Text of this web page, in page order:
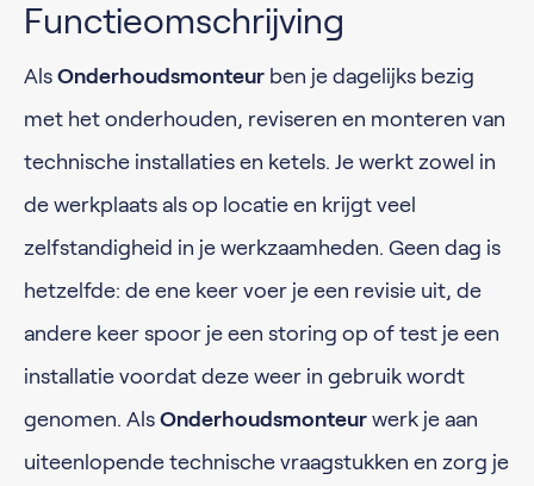
Functieomschrijving
Als Onderhoudsmonteur ben je dagelijks bezig
met het onderhouden, reviseren en monteren van
technische installaties en ketels. Je werkt zowel in
de werkplaats als op locatie en krijgt veel
zelfstandigheid in je werkzaamheden. Geen dag is
hetzelfde: de ene keer voer je een revisie uit, de
andere keer spoor je een storing op of test je een
installatie voordat deze weer in gebruik wordt
genomen. Als Onderhoudsmonteur werk je aan
uiteenlopende technische vraagstukken en zorg je